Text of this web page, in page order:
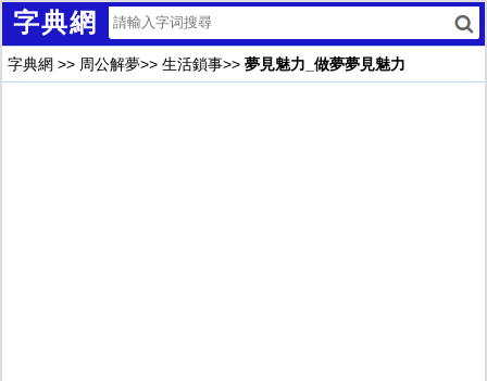
字典網
字典網 >> 周公解夢>> 生活鎖事>> 夢見魅力_做夢夢見魅力